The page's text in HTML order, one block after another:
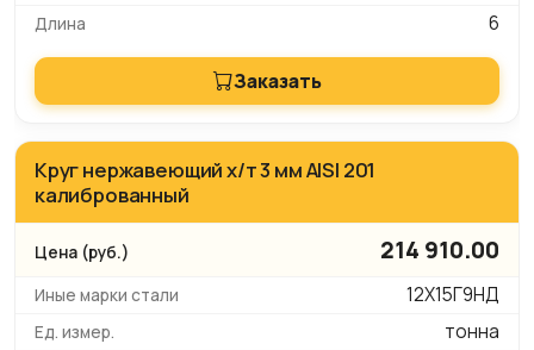
6
Заказать
Круг нержавеющий х/т 3 мм AISI 201
калиброванный
214 910.00
12Х15Г9НД
тонна